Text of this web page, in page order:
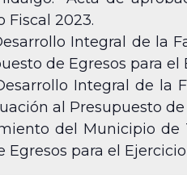
Fiscal 2023.
Integral de la
de Egresos para el
Integral de la
al Presupuesto
del Municipio
para el